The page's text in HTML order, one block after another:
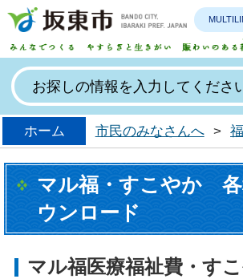
ホーム 市民のみなさんへ >
マル福・すこやか 各
ウンロード
マル福医療福祉費・す